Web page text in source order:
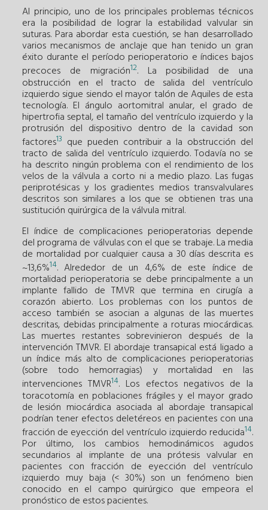
Al principio, uno de los principales problemas técnicos
era la posibilidad de lograr la estabilidad valvular sin
suturas. Para abordar esta cuestión, se han desarrollado
varios mecanismos de anclaje que han tenido un gran
éxito durante el período perioperatorio e índices bajos
precoces de migración12. La posibilidad de una
obstrucción en el tracto de salida del ventrículo
izquierdo sigue siendo el mayor talón de Aquiles de esta
tecnología. El ángulo aortomitral anular, el grado de
hipertrofia septal, el tamaño del ventrículo izquierdo y la
protrusión del dispositivo dentro de la cavidad son
factores13 que pueden contribuir a la obstrucción del
tracto de salida del ventrículo izquierdo. Todavía no se
ha descrito ningún problema con el rendimiento de los
velos de la válvula a corto ni a medio plazo. Las fugas
periprotésicas y los gradientes medios transvalvulares
descritos son similares a los que se obtienen tras una
sustitución quirúrgica de la válvula mitral.
El índice de complicaciones perioperatorias depende
del programa de válvulas con el que se trabaje. La media
de mortalidad por cualquier causa a 30 días descrita es
~13,6%14. Alrededor de un 4,6% de este índice de
mortalidad perioperatoria se debe principalmente a un
implante fallido de TMVR que termina en cirugía a
corazón abierto. Los problemas con los puntos de
acceso también se asocian a algunas de las muertes
descritas, debidas principalmente a roturas miocárdicas.
Las muertes restantes sobrevinieron después de la
intervención TMVR. El abordaje transapical está ligado a
un índice más alto de complicaciones perioperatorias
(sobre todo hemorragias) y mortalidad en las
intervenciones TMVR14. Los efectos negativos de la
toracotomía en poblaciones frágiles y el mayor grado
de lesión miocárdica asociada al abordaje transapical
podrían tener efectos deletéreos en pacientes con una
fracción de eyección del ventrículo izquierdo reducida14.
Por último, los cambios hemodinámicos agudos
secundarios al implante de una prótesis valvular en
pacientes con fracción de eyección del ven­trículo
izquierdo muy baja (< 30%) son un fenómeno bien
conocido en el campo quirúrgico que empeora el
pronóstico de estos pacientes.